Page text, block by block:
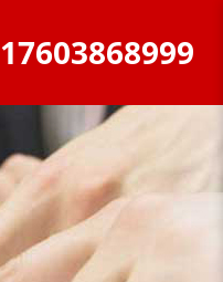
17603868999
废家电破碎机